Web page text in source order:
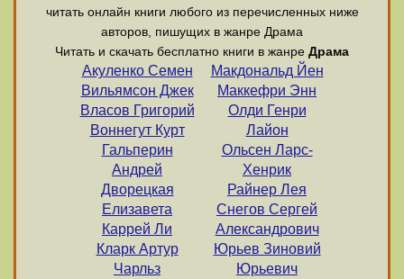
читать онлайн книги любого из перечисленных ниже
авторов, пишущих в жанре Драма
Читать и скачать бесплатно книги в жанре Драма
Акуленко Семен
Вильямсон Джек
Власов Григорий
Воннегут Курт
Гальперин
Андрей
Дворецкая
Елизавета
Каррей Ли
Кларк Артур
Чарльз
Макдональд Йен
Маккефри Энн
Олди Генри
Лайон
Ольсен Ларс-
Хенрик
Райнер Лея
Снегов Сергей
Александрович
Юрьев Зиновий
Юрьевич